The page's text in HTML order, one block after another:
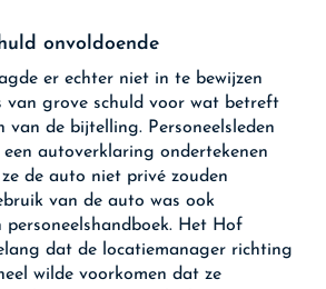
onvoldoende
er echter niet in te bewijzen
van grove schuld voor wat betreft
van de bijtelling. Personeelsleden
autoverklaring ondertekenen
de auto niet privé zouden
van de auto was ook
Het Hof
dat de locatiemanager richting
wilde voorkomen dat ze